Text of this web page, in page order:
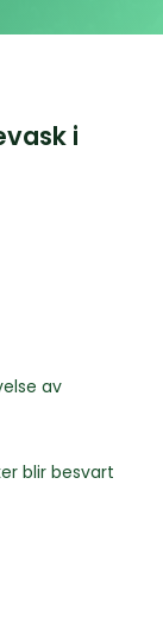
i
av
blir besvart